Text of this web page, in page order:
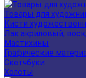
Товары для
Кисти
Лак акриловый,
Мастихины
Графические
Скетчбуки
Холсты